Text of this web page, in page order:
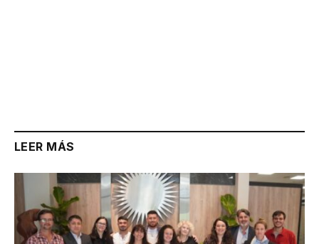
LEER MÁS